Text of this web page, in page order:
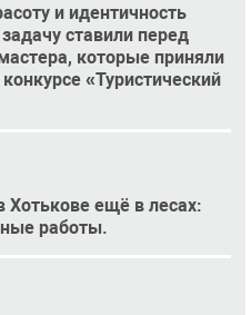
и идентичность
ставили перед
которые приняли
«Туристический
ещё в лесах:
работы.